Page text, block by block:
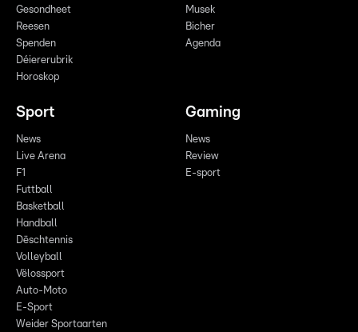
Gesondheet
Reesen
Spenden
Déiererubrik
Horoskop
Musek
Bicher
Agenda
Sport
News
Live Arena
F1
Futtball
Basketball
Handball
Dëschtennis
Volleyball
Vëlossport
Auto-Moto
E-Sport
Weider Sportaarten
Gaming
News
Review
E-sport